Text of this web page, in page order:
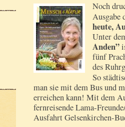
Noch
Ausgabe
heute,
Unter
Anden”
fünf
des
So
man sie mit dem Bus und
erreichen kann! Mit dem
fernreisende Lama-
Ausfahrt Gelsenkirchen-